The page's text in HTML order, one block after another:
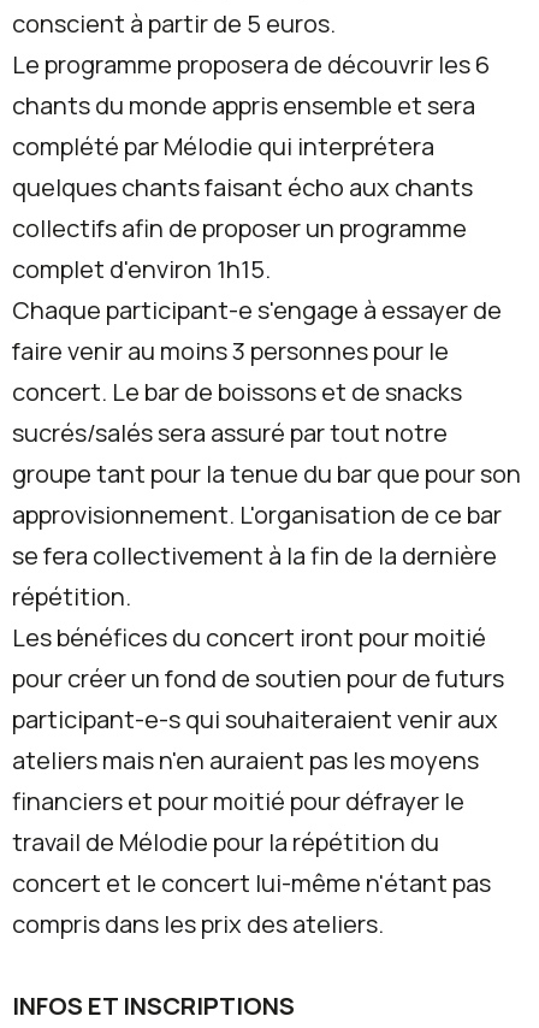
conscient à partir de 5 euros.
Le programme proposera de découvrir les 6
chants du monde appris ensemble et sera
complété par Mélodie qui interprétera
quelques chants faisant écho aux chants
collectifs afin de proposer un programme
complet d'environ 1h15.
Chaque participant-e s'engage à essayer de
faire venir au moins 3 personnes pour le
concert. Le bar de boissons et de snacks
sucrés/salés sera assuré par tout notre
groupe tant pour la tenue du bar que pour son
approvisionnement. L'organisation de ce bar
se fera collectivement à la fin de la dernière
répétition.
Les bénéfices du concert iront pour moitié
pour créer un fond de soutien pour de futurs
participant-e-s qui souhaiteraient venir aux
ateliers mais n'en auraient pas les moyens
financiers et pour moitié pour défrayer le
travail de Mélodie pour la répétition du
concert et le concert lui-même n'étant pas
compris dans les prix des ateliers.
INFOS ET INSCRIPTIONS